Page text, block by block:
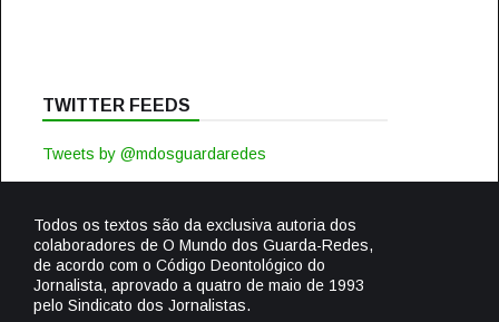
TWITTER FEEDS
Tweets by @mdosguardaredes
Todos os textos são da exclusiva autoria dos
colaboradores de O Mundo dos Guarda-Redes,
de acordo com o Código Deontológico do
Jornalista, aprovado a quatro de maio de 1993
pelo Sindicato dos Jornalistas.